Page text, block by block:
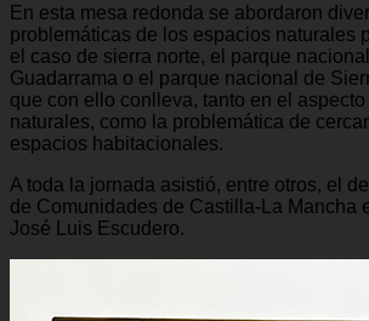
En esta mesa redonda se abordaron
problemáticas de los espacios naturales
el caso de sierra norte, el parque
Guadarrama o el parque nacional de
que con ello conlleva, tanto en el
naturales, como la problemática de
espacios habitacionales.
A toda la jornada asistió, entre otros, el
de Comunidades de Castilla-La Mancha
José Luis Escudero.